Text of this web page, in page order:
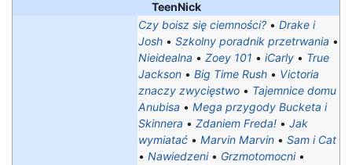
TeenNick
Czy boisz się ciemności? • Drake i
Josh • Szkolny poradnik przetrwania •
Nieidealna • Zoey 101 • iCarly • True
Jackson • Big Time Rush • Victoria
znaczy zwycięstwo • Tajemnice domu
Anubisa • Mega przygody Bucketa i
Skinnera • Zdaniem Freda! • Jak
wymiatać • Marvin Marvin • Sam i Cat
• Nawiedzeni• Grzmotomocni•